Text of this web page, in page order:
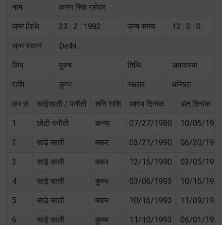
नाम करण सिंह ग्रोवर
जन्म तिथि 23 : 2 : 1982 जन्म समय 12 : 0 : 0
जन्म स्थान Delhi
लिंग पुरुष तिथि अमावस्या
राशि कुम्भ नक्षत्र धनिष्ठा
क्र.सं साढ़ेसाती / पनौती शनि राशि आरंभ दिनांक अंत दिनांक
1 छोटी पनौती कन्या 07/27/1980 10/05/
2 साढ़े साती मकर 03/21/1990 06/20/
3 साढ़े साती मकर 12/15/1990 03/05/
4 साढ़े साती कुम्भ 03/06/1993 10/15/
5 साढ़े साती मकर 10/16/1993 11/09/
6 साढ़े साती कुम्भ 11/10/1993 06/01/